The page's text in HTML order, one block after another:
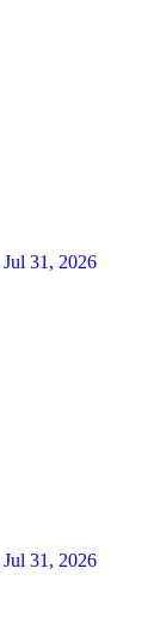
Jul 31, 2026
Jul 31, 2026